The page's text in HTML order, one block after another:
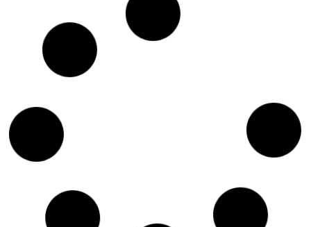
Rückblick auf den zweiten Workshop
des ESG-STADTLABOR